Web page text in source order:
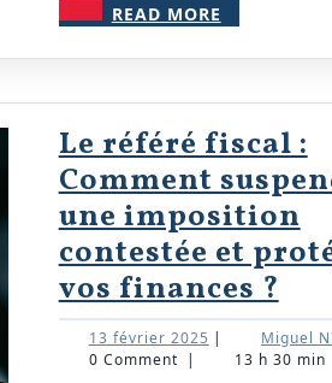
READ MORE
MORE
Le référé fiscal :
Comment
une imposition
contestée et
vos finances ?
13 février 2025 13
février
| Miguel
0 Comment | 13 h 30 min